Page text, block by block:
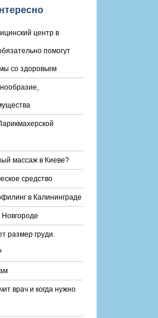
центр в
помогут
со здоровьем
массаж в Киеве?
средство
в Калининграде
размер груди.
врач и когда нужно